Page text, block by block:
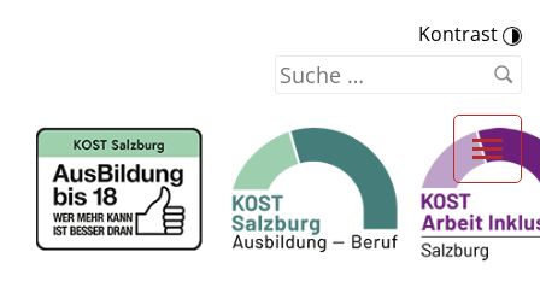
Kontrast